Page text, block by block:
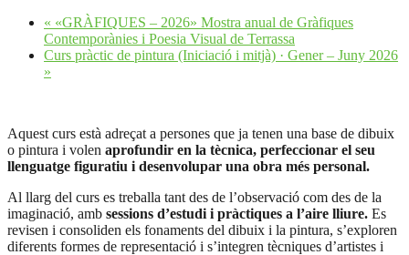
« «GRÀFIQUES – 2026» Mostra anual de Gràfiques
Contemporànies i Poesia Visual de Terrassa
Curs pràctic de pintura (Iniciació i mitjà) · Gener – Juny 2026
»
Aquest curs està adreçat a persones que ja tenen una base de dibuix
o pintura i volen aprofundir en la tècnica, perfeccionar el seu
llenguatge figuratiu i desenvolupar una obra més personal.
Al llarg del curs es treballa tant des de l’observació com des de la
imaginació, amb sessions d’estudi i pràctiques a l’aire lliure. Es
revisen i consoliden els fonaments del dibuix i la pintura, s’exploren
diferents formes de representació i s’integren tècniques d’artistes i